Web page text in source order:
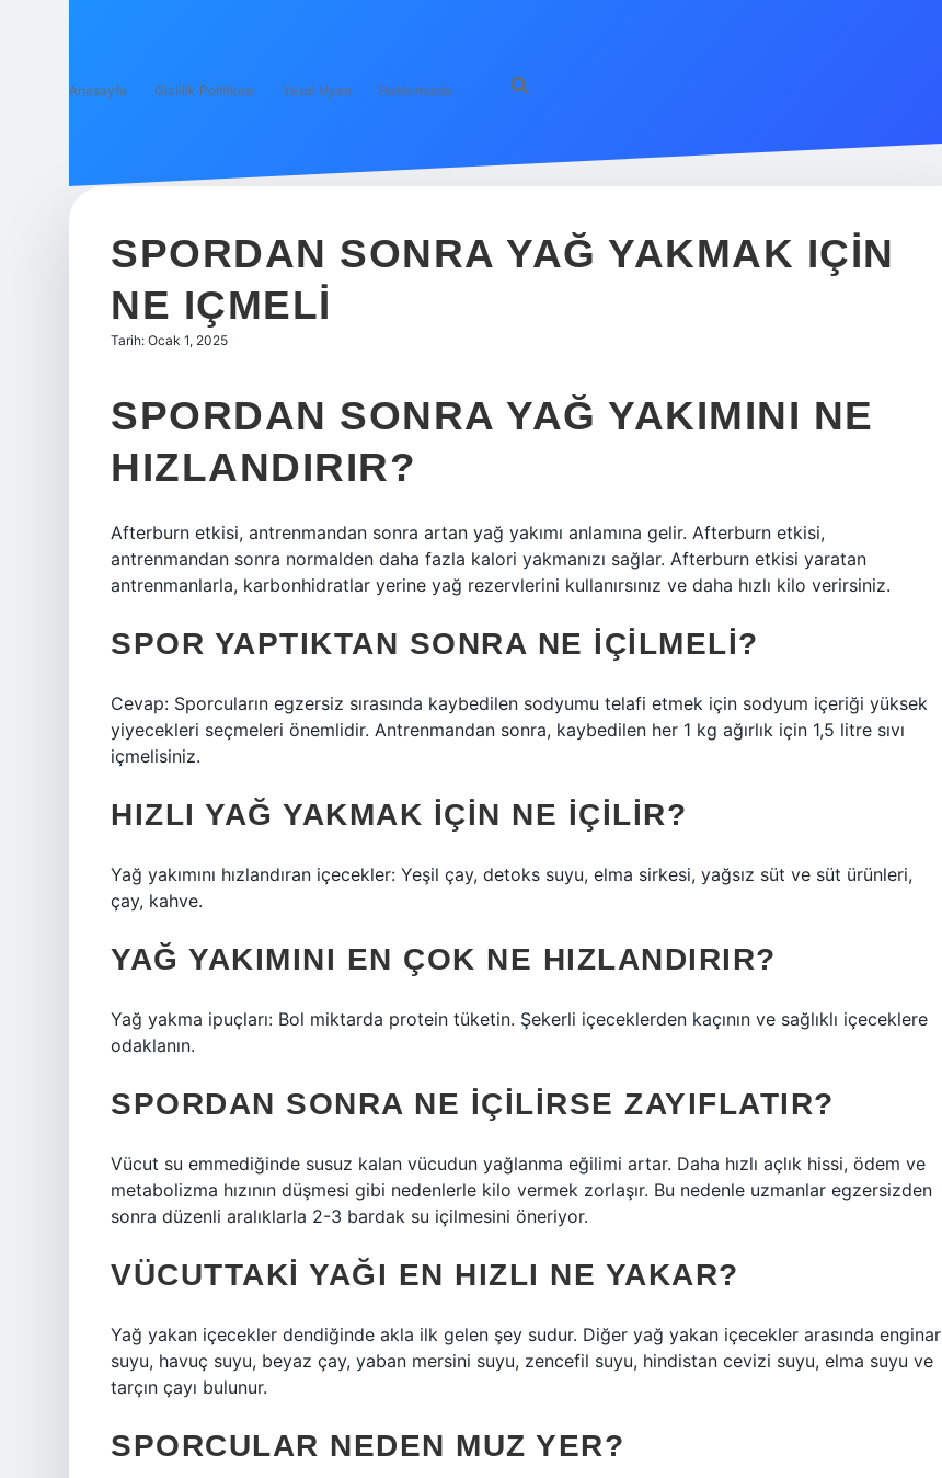
Anasayfa Gizlilik Politikası Yasal Uyarı Hakkımızda
SPORDAN SONRA YAĞ YAKMAK IÇIN
NE IÇMELI
Tarih: Ocak 1, 2025
SPORDAN SONRA YAĞ YAKIMINI NE
HIZLANDIRIR?
Afterburn etkisi, antrenmandan sonra artan yağ yakımı anlamına gelir. Afterburn etkisi,
antrenmandan sonra normalden daha fazla kalori yakmanızı sağlar. Afterburn etkisi yaratan
antrenmanlarla, karbonhidratlar yerine yağ rezervlerini kullanırsınız ve daha hızlı kilo verirsiniz.
SPOR YAPTIKTAN SONRA NE IÇILMELI?
Cevap: Sporcuların egzersiz sırasında kaybedilen sodyumu telafi etmek için sodyum içeriği yüksek
yiyecekleri seçmeleri önemlidir. Antrenmandan sonra, kaybedilen her 1 kg ağırlık için 1,5 litre sıvı
içmelisiniz.
HIZLI YAĞ YAKMAK IÇIN NE IÇILIR?
Yağ yakımını hızlandıran içecekler: Yeşil çay, detoks suyu, elma sirkesi, yağsız süt ve süt ürünleri,
çay, kahve.
YAĞ YAKIMINI EN ÇOK NE HIZLANDIRIR?
Yağ yakma ipuçları: Bol miktarda protein tüketin. Şekerli içeceklerden kaçının ve sağlıklı içeceklere
odaklanın.
SPORDAN SONRA NE IÇILIRSE ZAYIFLATIR?
Vücut su emmediğinde susuz kalan vücudun yağlanma eğilimi artar. Daha hızlı açlık hissi, ödem ve
metabolizma hızının düşmesi gibi nedenlerle kilo vermek zorlaşır. Bu nedenle uzmanlar egzersizden
sonra düzenli aralıklarla 2-3 bardak su içilmesini öneriyor.
VÜCUTTAKI YAĞI EN HIZLI NE YAKAR?
Yağ yakan içecekler dendiğinde akla ilk gelen şey sudur. Diğer yağ yakan içecekler arasında enginar
suyu, havuç suyu, beyaz çay, yaban mersini suyu, zencefil suyu, hindistan cevizi suyu, elma suyu ve
tarçın çayı bulunur.
SPORCULAR NEDEN MUZ YER?